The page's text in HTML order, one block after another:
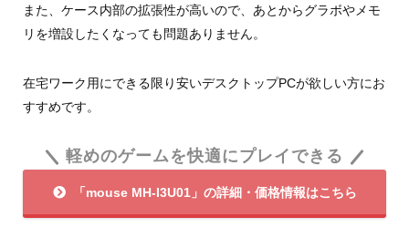
また、ケース内部の拡張性が高いので、あとからグラボやメモ
リを増設したくなっても問題ありません。
在宅ワーク用にできる限り安いデスクトップPCが欲しい方にお
すすめです。
軽めのゲームを快適にプレイできる
「mouse MH-I3U01」の詳細・価格情報はこちら